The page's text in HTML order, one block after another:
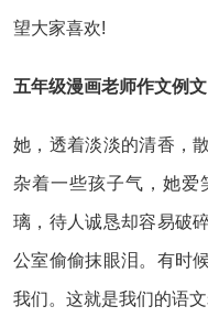
望大家喜欢!
五年级漫画老师作文例文
她，透着淡淡的清香，
杂着一些孩子气，她爱
璃，待人诚恳却容易破
公室偷偷抹眼泪。有时
我们。这就是我们的语文